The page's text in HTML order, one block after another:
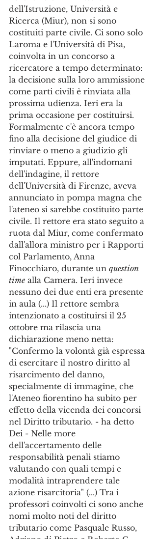
dell'Istruzione, Università e
Ricerca (Miur), non si sono
costituiti parte civile. Ci sono solo
Laroma e l'Università di Pisa,
coinvolta in un concorso a
ricercatore a tempo determinato:
la decisione sulla loro ammissione
come parti civili è rinviata alla
prossima udienza. Ieri era la
prima occasione per costituirsi.
Formalmente c'è ancora tempo
fino alla decisione del giudice di
rinviare o meno a giudizio gli
imputati. Eppure, all'indomani
dell'indagine, il rettore
dell'Università di Firenze, aveva
annunciato in pompa magna che
l'ateneo si sarebbe costituito parte
civile. Il rettore era stato seguito a
ruota dal Miur, come confermato
dall'allora ministro per i Rapporti
col Parlamento, Anna
Finocchiaro, durante un question
time alla Camera. Ieri invece
nessuno dei due enti era presente
in aula (...) Il rettore sembra
intenzionato a costituirsi il 25
ottobre ma rilascia una
dichiarazione meno netta:
"Confermo la volontà già espressa
di esercitare il nostro diritto al
risarcimento del danno,
specialmente di immagine, che
l'Ateneo fiorentino ha subito per
effetto della vicenda dei concorsi
nel Diritto tributario. - ha detto
Dei - Nelle more
dell'accertamento delle
responsabilità penali stiamo
valutando con quali tempi e
modalità intraprendere tale
azione risarcitoria" (...) Tra i
professori coinvolti ci sono anche
nomi molto noti del diritto
tributario come Pasquale Russo,